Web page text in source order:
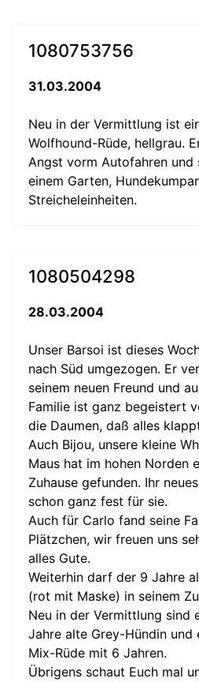
1080753756
31.03.2004
Neu in der Vermittlung ist
Wolfhound-Rüde, hellgrau.
Angst vorm Autofahren und
einem Garten,
Streicheleinheiten.
1080504298
28.03.2004
Unser Barsoi ist dieses
nach Süd umgezogen. Er
seinem neuen Freund und
Familie ist ganz begeistert
die Daumen, daß alles
Auch Bijou, unsere kleine
Maus hat im hohen Norden
Zuhause gefunden. Ihr
schon ganz fest für sie.
Auch für Carlo fand seine
Plätzchen, wir freuen uns
alles Gute.
Weiterhin darf der 9 Jahre
(rot mit Maske) in seinem
Neu in der Vermittlung sind
Jahre alte Grey-Hündin
Mix-Rüde mit 6 Jahren.
Übrigens schaut Euch mal